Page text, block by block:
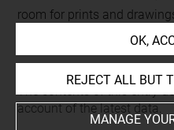
room for prints and
Last updated on 18.12.2025
The contents of this entry
account of the latest data.
OK,
REJECT ALL BUT
MANAGE